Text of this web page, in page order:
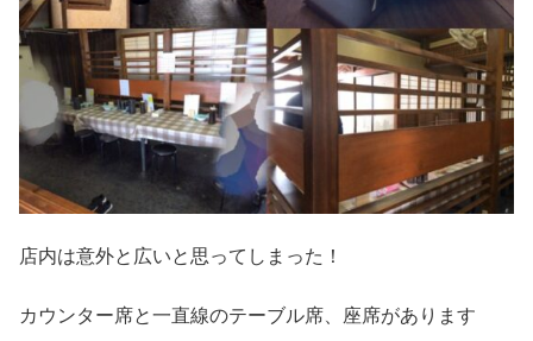
店内は意外と広いと思ってしまった！
カウンター席と一直線のテーブル席、座席があります